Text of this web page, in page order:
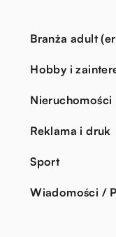
Branża adult
Hobby i
Nieruchomości
Reklama i druk
Sport
Wiadomości /